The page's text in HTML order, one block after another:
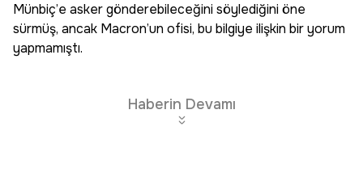
Münbiç’e asker gönderebileceğini söylediğini öne
sürmüş, ancak Macron’un ofisi, bu bilgiye ilişkin bir yorum
yapmamıştı.
Haberin Devamı